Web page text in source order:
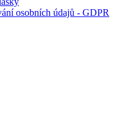
osobních údajů - GDPR